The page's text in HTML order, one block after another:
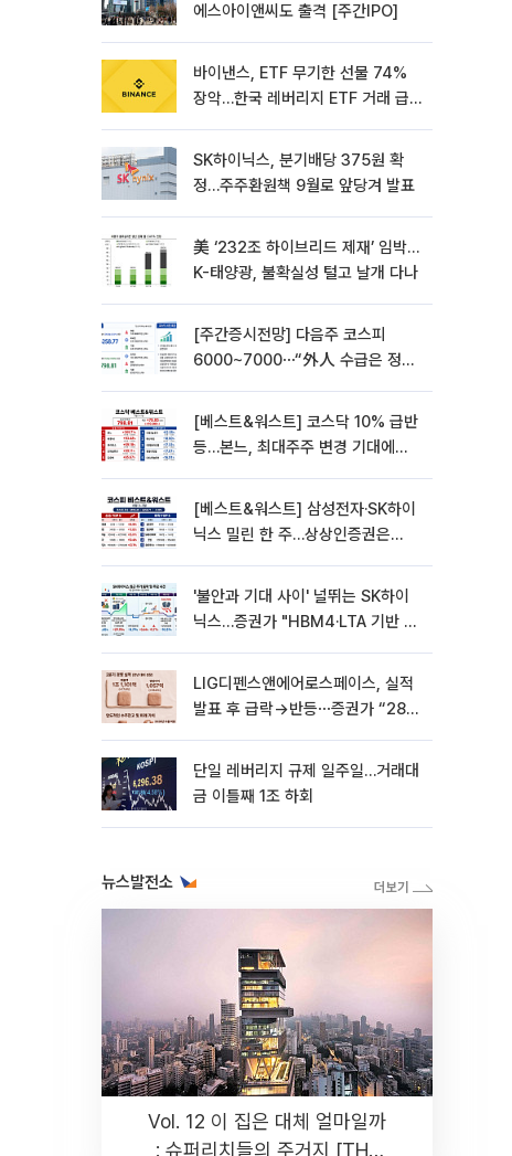
에스아이앤씨도 출격 [주간IPO]
바이낸스, ETF 무기한 선물 74%
장악…한국 레버리지 ETF 거래 급
SK하이닉스, 분기배당 375원 확
정…주주환원책 9월로 앞당겨 발표
美 ‘232조 하이브리드 제재’ 임박…
K-태양광, 불확실성 털고 날개 다나
[주간증시전망] 다음주 코스피
6000~7000⋯“外人 수급은 정책
[베스트&워스트] 코스닥 10% 급반
등…본느, 최대주주 변경 기대에
[베스트&워스트] 삼성전자·SK하이
닉스 밀린 한 주…상상인증권은
'불안과 기대 사이' 널뛰는 SK하이
닉스…증권가 "HBM4·LTA 기반 펀
LIG디펜스앤에어로스페이스, 실적
발표 후 급락→반등⋯증권가 “28년
단일 레버리지 규제 일주일…거래대
금 이틀째 1조 하회
뉴스발전소
Vol. 12 이 집은 대체 얼마일까
: 슈퍼리치들의 주거지 [THE